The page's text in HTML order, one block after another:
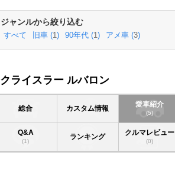
ジャンルから絞り込む
すべて 旧車 (1 ) 90年代 (1 ) アメ車 (3)
クライスラー ルバロン
総合 カスタム情報
愛車紹介
(5)
Q&A
(1) ランキング
クルマレビュー
(0)